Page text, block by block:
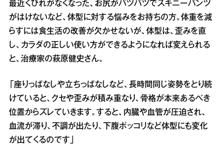
最近くびれがなくなった、お尻がパツパツでスキニーパンツ
がはけないなど、体型に対する悩みをお持ちの方。体重を減
らすには食生活の改善が欠かせないが、体型は、歪みを直
し、カラダの正しい使い方ができるようになれば変えられる
と、治療家の萩原健史さん。
「座りっぱなしや立ちっぱなしなど、長時間同じ姿勢をとり続
けていると、クセや歪みが積み重なり、骨格が本来あるべき
位置からズレていきます。すると、内臓や血管が圧迫され、
血流が滞り、不調が出たり、下腹ポッコリなど体型にも変化
が出てくるのです」